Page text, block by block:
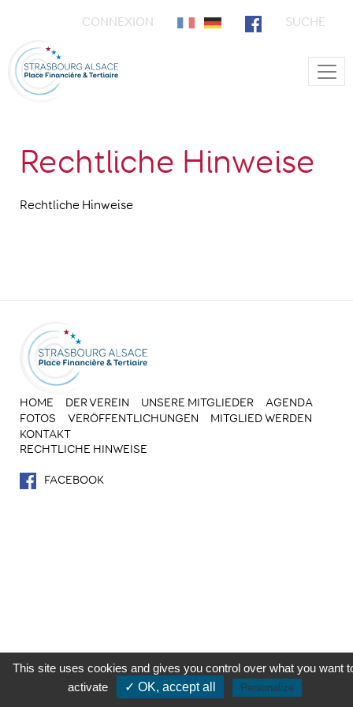
CONNEXION SUCHE
Main Navigation
Rechtliche Hinweise
Rechtliche Hinweise
HOME DER VEREIN UNSERE MITGLIEDER
AGENDA
FOTOS
VERÖFFENTLICHUNGEN
MITGLIED WERDEN
KONTAKT
RECHTLICHE HINWEISE
FACEBOOK
This site uses cookies and gives you control over what you want
activate
✓ OK, accept all Personalize